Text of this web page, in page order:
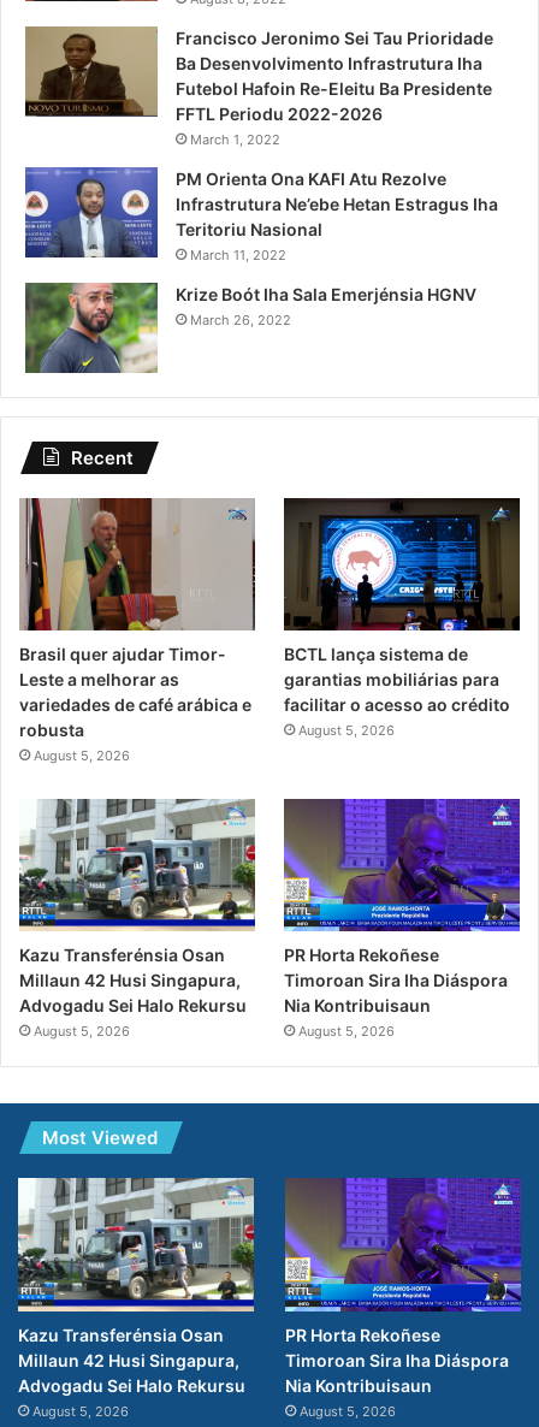
Francisco Jeronimo Sei Tau Prioridade
Ba Desenvolvimento Infrastrutura Iha
Futebol Hafoin Re-Eleitu Ba Presidente
FFTL Periodu 2022-2026
March 1, 2022
PM Orienta Ona KAFI Atu Rezolve
Infrastrutura Ne’ebe Hetan Estragus Iha
Teritoriu Nasional
March 11, 2022
Krize Boót Iha Sala Emerjénsia HGNV
March 26, 2022
Recent
Brasil quer ajudar Timor-
Leste a melhorar as
variedades de café arábica e
robusta
August 5, 2026
BCTL lança sistema de
garantias mobiliárias para
facilitar o acesso ao crédito
August 5, 2026
Kazu Transferénsia Osan
Millaun 42 Husi Singapura,
Advogadu Sei Halo Rekursu
August 5, 2026
PR Horta Rekoñese
Timoroan Sira Iha Diáspora
Nia Kontribuisaun
August 5, 2026
Most Viewed
Kazu Transferénsia Osan
Millaun 42 Husi Singapura,
Advogadu Sei Halo Rekursu
August 5, 2026
PR Horta Rekoñese
Timoroan Sira Iha Diáspora
Nia Kontribuisaun
August 5, 2026